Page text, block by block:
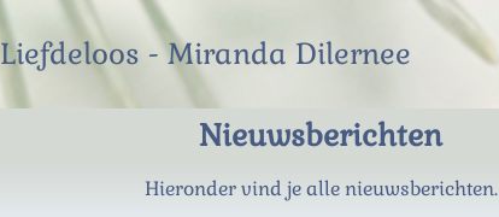
Liefdeloos - Miranda Dilernee
Nieuwsberichten
Hieronder vind je alle nieuwsberichten.